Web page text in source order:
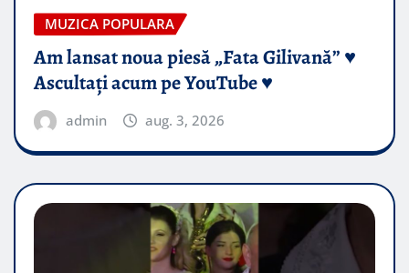
MUZICA POPULARA
Am lansat noua piesă „Fata Gilivană” ♥️
Ascultați acum pe YouTube ♥️
admin aug. 3, 2026